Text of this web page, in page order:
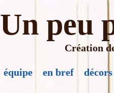
Un peu
Création
équipe en bref décors